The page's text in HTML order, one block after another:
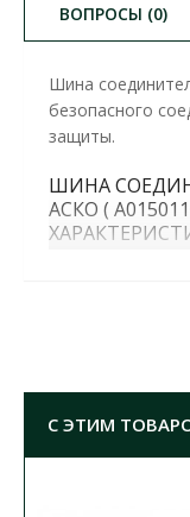
ВОПРОСЫ (0)
Шина
безопасного
защиты.
ШИНА
АСКО (
С ЭТИМ